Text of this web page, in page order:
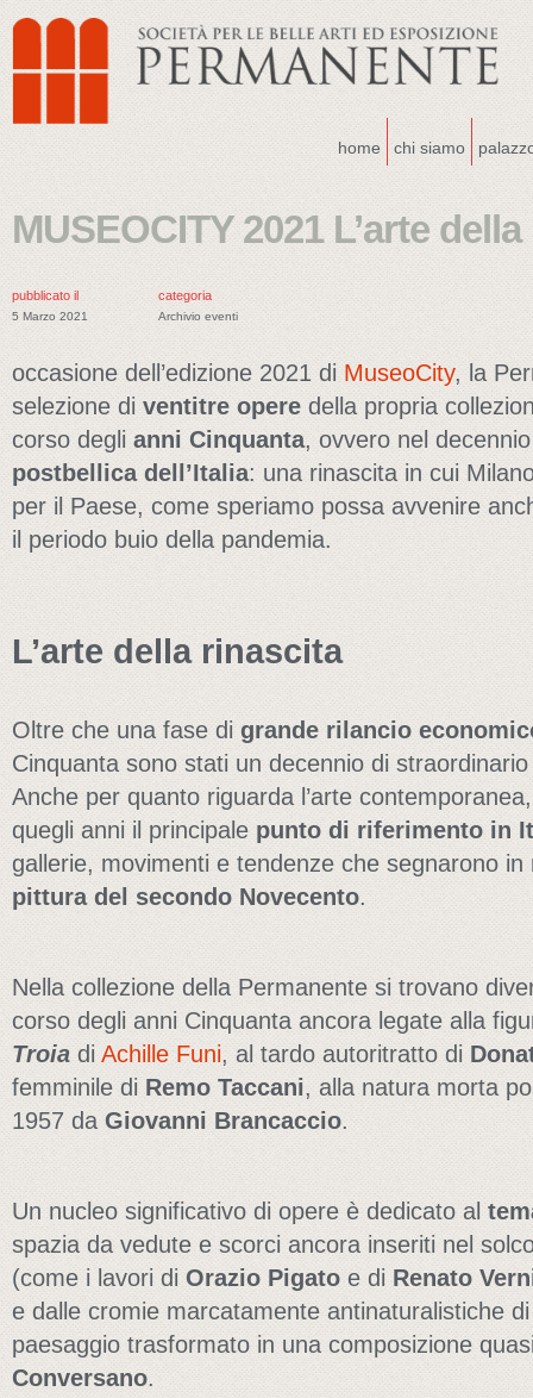
home chi siamo
MUSEOCITY 2021 L’arte
pubblicato il
5 Marzo 2021
categoria
Archivio eventi
occasione dell’edizione 2021 di MuseoCity, la
selezione di ventitre opere della propria
corso degli anni Cinquanta, ovvero nel
postbellica dell’Italia: una rinascita in cui
per il Paese, come speriamo possa avvenire
il periodo buio della pandemia.
L’arte della rinascita
Oltre che una fase di grande rilancio
Cinquanta sono stati un decennio di
Anche per quanto riguarda l’arte
quegli anni il principale punto di riferimento in
gallerie, movimenti e tendenze che segnarono in
pittura del secondo Novecento.
Nella collezione della Permanente si trovano
corso degli anni Cinquanta ancora legate alla
Troia di Achille Funi, al tardo autoritratto di
femminile di Remo Taccani, alla natura morta
1957 da Giovanni Brancaccio.
Un nucleo significativo di opere è dedicato al
spazia da vedute e scorci ancora inseriti nel
(come i lavori diOrazio Pigato e diRenato
e dalle cromie marcatamente antinaturalistiche
paesaggio trasformato in una composizione
Conversano.